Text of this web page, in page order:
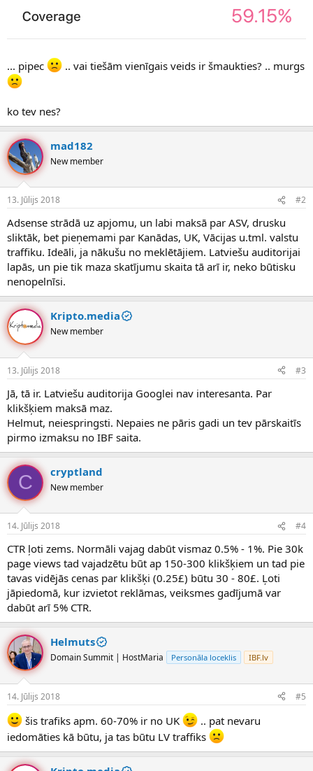
... pipec .. vai tiešām vienīgais veids ir šmaukties? .. murgs
ko tev nes?
mad182
New member
13. Jūlijs 2018 #2
Adsense strādā uz apjomu, un labi maksā par ASV, drusku
sliktāk, bet pieņemami par Kanādas, UK, Vācijas u.tml. valstu
traffiku. Ideāli, ja nākušu no meklētājiem. Latviešu auditorijai
lapās, un pie tik maza skatījumu skaita tā arī ir, neko būtisku
nenopelnīsi.
Kripto.media
New member
13. Jūlijs 2018 #3
Jā, tā ir. Latviešu auditorija Googlei nav interesanta. Par
klikšķiem maksā maz.
Helmut, neiespringsti. Nepaies ne pāris gadi un tev pārskaitīs
pirmo izmaksu no IBF saita.
C cryptland
New member
14. Jūlijs 2018 #4
CTR ļoti zems. Normāli vajag dabūt vismaz 0.5% - 1%. Pie 30k
page views tad vajadzētu būt ap 150-300 klikšķiem un tad pie
tavas vidējās cenas par klikšķi (0.25£) būtu 30 - 80£. Ļoti
jāpiedomā, kur izvietot reklāmas, veiksmes gadījumā var
dabūt arī 5% CTR.
Helmuts
Domain Summit | HostMaria Personāla loceklis IBF.lv
14. Jūlijs 2018 #5
šis trafiks apm. 60-70% ir no UK
.. pat nevaru
iedomāties kā būtu, ja tas būtu LV traffiks